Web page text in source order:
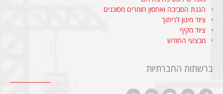
הגנת הסביבה ואחסון חומרים מסוכנים
ציוד מיגון לריתוך
ציוד מקיף
מבצעי החודש
ברשתות החברתיות